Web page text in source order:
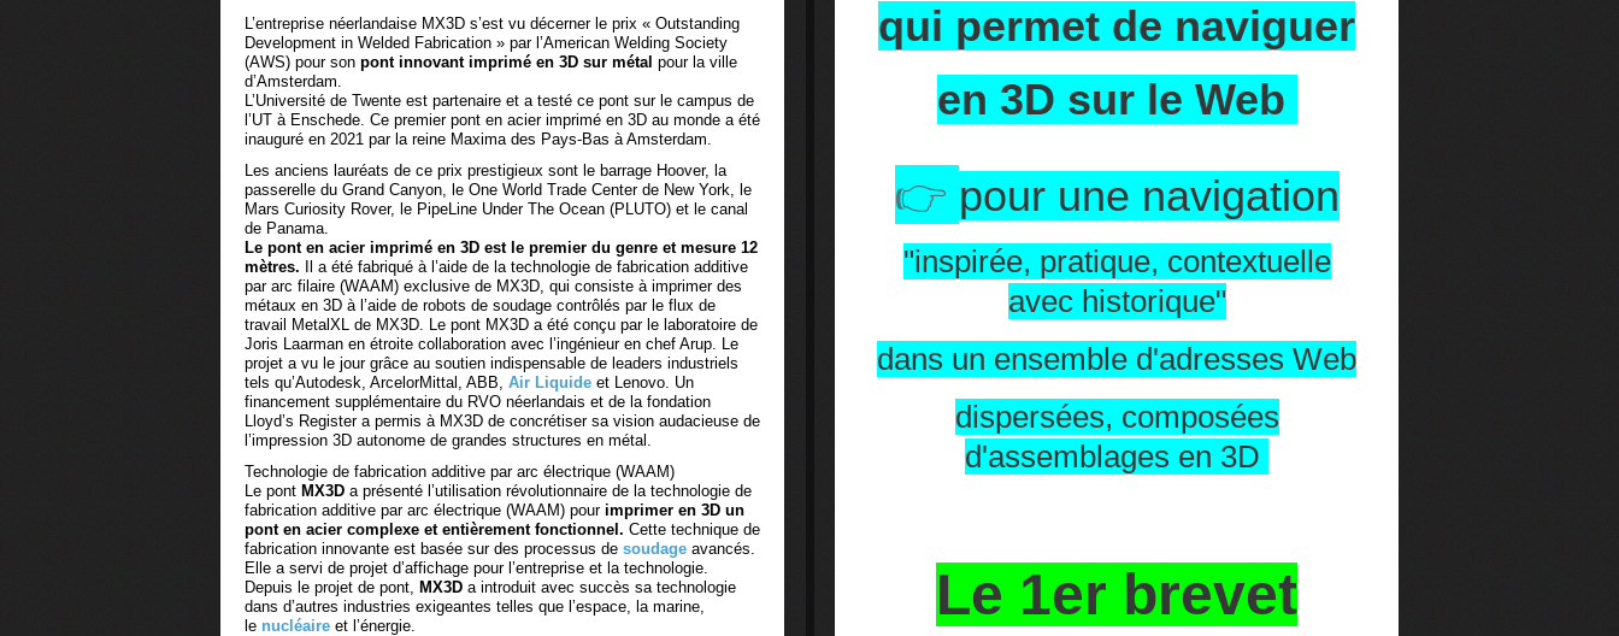
L’entreprise néerlandaise MX3D s’est vu décerner le prix « Outstanding
Development in Welded Fabrication » par l’American Welding Society
(AWS) pour son pont innovant imprimé en 3D sur métal pour la ville
d’Amsterdam.
L’Université de Twente est partenaire et a testé ce pont sur le campus de
l’UT à Enschede. Ce premier pont en acier imprimé en 3D au monde a été
inauguré en 2021 par la reine Maxima des Pays-Bas à Amsterdam.
Les anciens lauréats de ce prix prestigieux sont le barrage Hoover, la
passerelle du Grand Canyon, le One World Trade Center de New York, le
Mars Curiosity Rover, le PipeLine Under The Ocean (PLUTO) et le canal
de Panama.
Le pont en acier imprimé en 3D est le premier du genre et mesure 12
mètres. Il a été fabriqué à l’aide de la technologie de fabrication additive
par arc filaire (WAAM) exclusive de MX3D, qui consiste à imprimer des
métaux en 3D à l’aide de robots de soudage contrôlés par le flux de
travail MetalXL de MX3D. Le pont MX3D a été conçu par le laboratoire de
Joris Laarman en étroite collaboration avec l’ingénieur en chef Arup. Le
projet a vu le jour grâce au soutien indispensable de leaders industriels
tels qu’Autodesk, ArcelorMittal, ABB, Air Liquide et Lenovo. Un
financement supplémentaire du RVO néerlandais et de la fondation
Lloyd’s Register a permis à MX3D de concrétiser sa vision audacieuse de
l’impression 3D autonome de grandes structures en métal.
Technologie de fabrication additive par arc électrique (WAAM)
Le pont MX3D a présenté l’utilisation révolutionnaire de la technologie de
fabrication additive par arc électrique (WAAM) pour imprimer en 3D un
pont en acier complexe et entièrement fonctionnel. Cette technique de
fabrication innovante est basée sur des processus de soudage avancés.
Elle a servi de projet d’affichage pour l’entreprise et la technologie.
Depuis le projet de pont, MX3D a introduit avec succès sa technologie
dans d’autres industries exigeantes telles que l’espace, la marine,
le nucléaire et l’énergie.
qui permet de naviguer
en 3D sur le Web
👉 pour une navigation
"inspirée, pratique, contextuelle
avec historique"
dans un ensemble d'adresses Web
dispersées, composées
d'assemblages en 3D
Le 1er brevet